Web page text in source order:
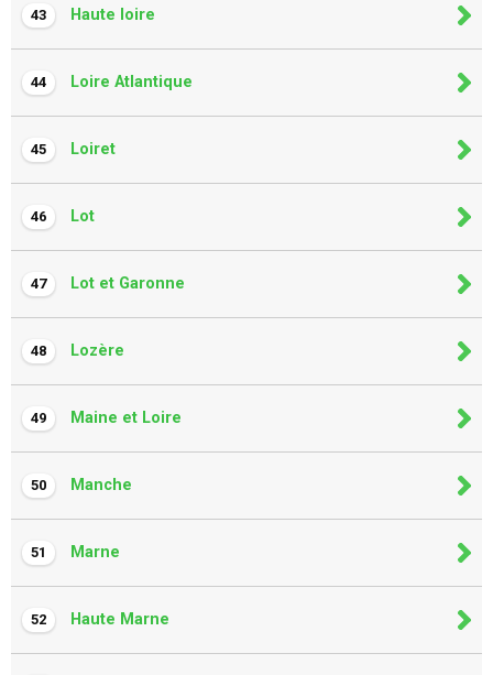
43 Haute loire
44 Loire Atlantique
45 Loiret
46 Lot
47 Lot et Garonne
48 Lozère
49 Maine et Loire
50 Manche
51 Marne
52 Haute Marne